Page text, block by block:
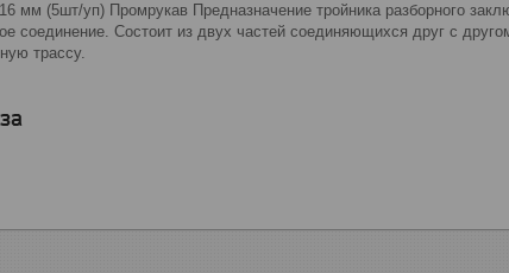
мм (5шт/уп) Промрукав Предназначение тройника разборного
соединение. Состоит из двух частей соединяющихся друг с
трассу.